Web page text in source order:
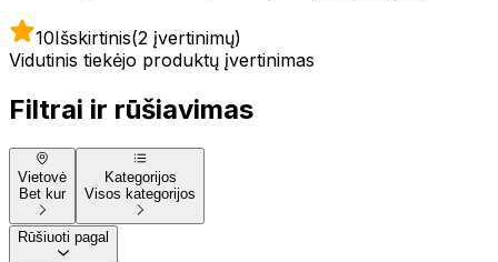
10Išskirtinis(2 įvertinimų)
Vidutinis tiekėjo produktų įvertinimas
Filtrai ir rūšiavimas
Vietovė
Bet kur
Kategorijos
Visos kategorijos
Rūšiuoti pagal